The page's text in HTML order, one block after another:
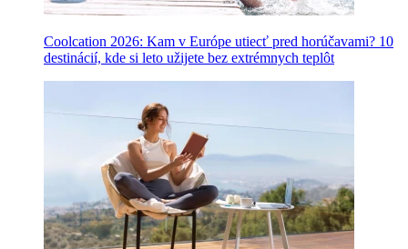
Coolcation 2026: Kam v Európe utiecť pred horúčavami? 10
destinácií, kde si leto užijete bez extrémnych teplôt